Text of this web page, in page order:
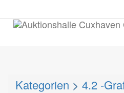
Kategorien > 4.2 -